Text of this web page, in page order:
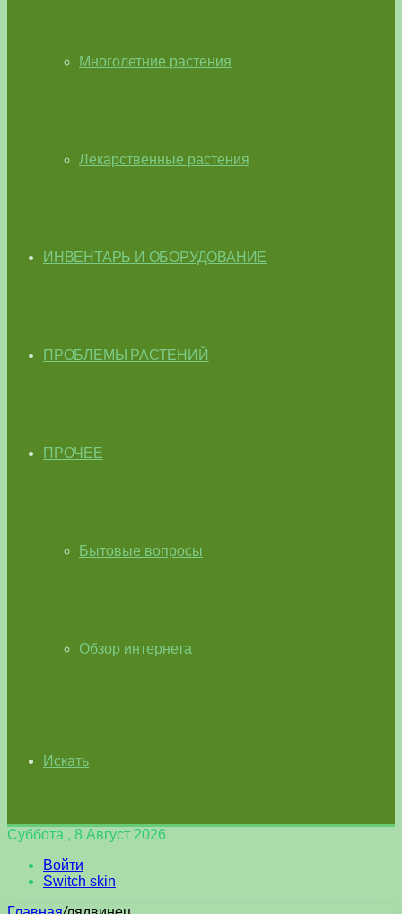
Многолетние растения
Лекарственные растения
ИНВЕНТАРЬ И ОБОРУДОВАНИЕ
ПРОБЛЕМЫ РАСТЕНИЙ
ПРОЧЕЕ
Бытовые вопросы
Обзор интернета
Искать
Суббота , 8 Август 2026
Войти
Switch skin